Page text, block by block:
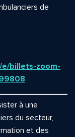
de
billets-zoom-
à une
du secteur,
et des